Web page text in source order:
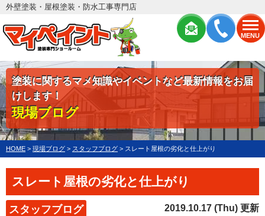
MENU
外壁塗装・屋根塗装・防水工事専門店
塗装に関するマメ知識やイベントなど最新情報をお届
けします！
現場ブログ
HOME > 現場ブログ > スタッフブログ > スレート屋根の劣化と仕上がり
スレート屋根の劣化と仕上がり
スタッフブログ 2019.10.17 (Thu) 更新